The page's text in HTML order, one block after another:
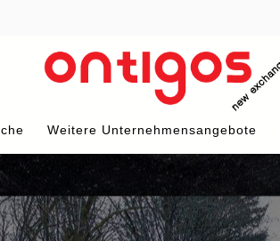
Weitere Unternehmensangebote